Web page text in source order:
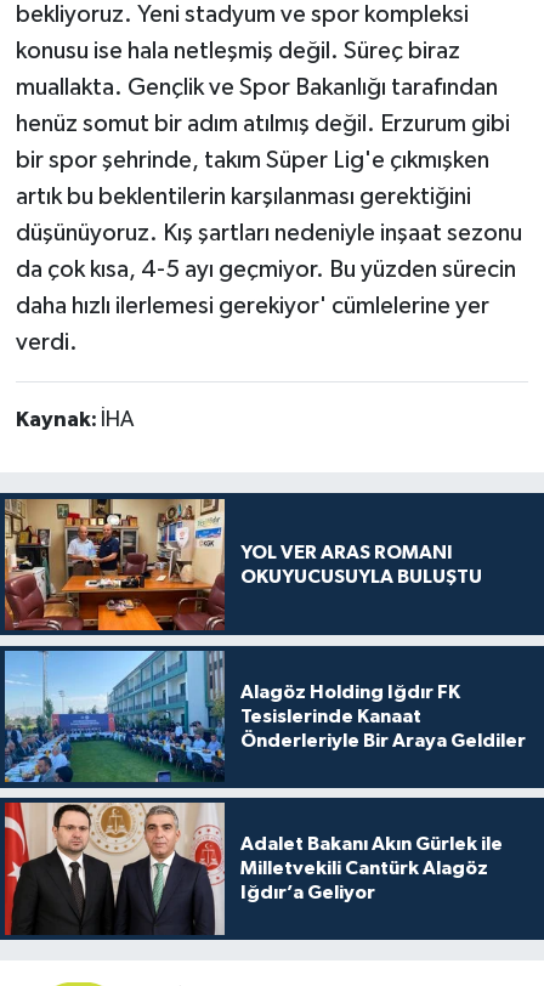
bekliyoruz. Yeni stadyum ve spor kompleksi
konusu ise hala netleşmiş değil. Süreç biraz
muallakta. Gençlik ve Spor Bakanlığı tarafından
henüz somut bir adım atılmış değil. Erzurum gibi
bir spor şehrinde, takım Süper Lig'e çıkmışken
artık bu beklentilerin karşılanması gerektiğini
düşünüyoruz. Kış şartları nedeniyle inşaat sezonu
da çok kısa, 4-5 ayı geçmiyor. Bu yüzden sürecin
daha hızlı ilerlemesi gerekiyor' cümlelerine yer
verdi.
Kaynak: İHA
YOL VER ARAS ROMANI
OKUYUCUSUYLA BULUŞTU
Alagöz Holding Iğdır FK
Tesislerinde Kanaat
Önderleriyle Bir Araya Geldiler
Adalet Bakanı Akın Gürlek ile
Milletvekili Cantürk Alagöz
Iğdır’a Geliyor